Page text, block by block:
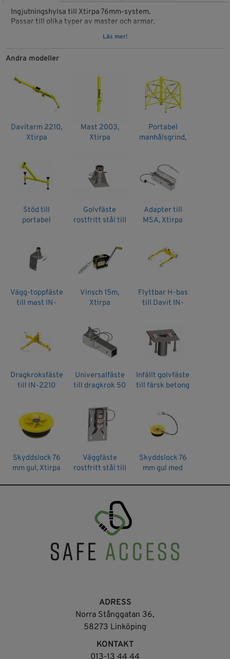
Ingjutningshylsa till Xtirpa 76mm-system.
Passar till olika typer av master och armar.
Kontakta oss för rätt lösning.Läs mer!
Andra modeller
Davitarm 2210,
Xtirpa
Mast 2003,
Xtirpa
Portabel
manhålsgrind,
Stöd till
portabel
Golvfäste
rostfritt stål till
Adapter till
MSA, Xtirpa
Vägg-toppfäste
till mast IN-
Vinsch 15m,
Xtirpa
Flyttbar H-bas
till Davit IN-
Dragkroksfäste
till IN-2210
Universalfäste
till dragkrok 50
Infällt golvfäste
till färsk betong
Skyddslock 76
mm gul, Xtirpa
Väggfäste
rostfritt stål till
Skyddslock 76
mm gul med
ADRESS
Norra Stånggatan 36,
58273 Linköping
KONTAKT